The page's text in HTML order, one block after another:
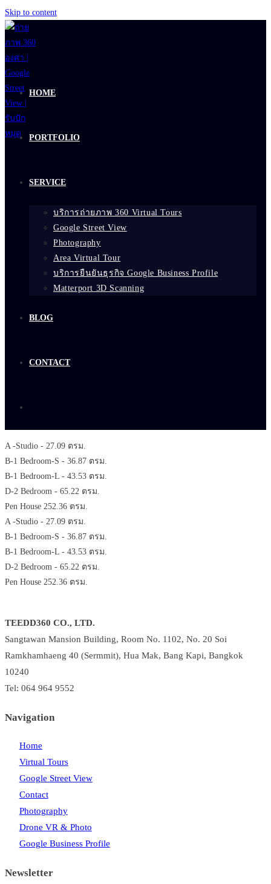
Skip to content
HOME
PORTFOLIO
SERVICE
บริการถ่ายภาพ 360 Virtual Tours
Google Street View
Photography
Area Virtual Tour
บริการยืนยันธุรกิจ Google Business Profile
Matterport 3D Scanning
BLOG
CONTACT
A -Studio - 27.09 ตรม.
B-1 Bedroom-S - 36.87 ตรม.
B-1 Bedroom-L - 43.53 ตรม.
D-2 Bedroom - 65.22 ตรม.
Pen House 252.36 ตรม.
A -Studio - 27.09 ตรม.
B-1 Bedroom-S - 36.87 ตรม.
B-1 Bedroom-L - 43.53 ตรม.
D-2 Bedroom - 65.22 ตรม.
Pen House 252.36 ตรม.
TEEDD360 CO., LTD.
Sangtawan Mansion Building, Room No. 1102, No. 20 Soi
Ramkhamhaeng 40 (Sermmit), Hua Mak, Bang Kapi, Bangkok
10240
Tel: 064 964 9552
Navigation
Home
Virtual Tours
Google Street View
Contact
Photography
Drone VR & Photo
Google Business Profile
Newsletter